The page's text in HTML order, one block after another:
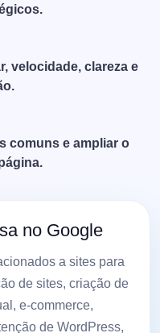
velocidade, clareza e
comuns e ampliar o
no Google
a sites para
de sites, criação de
e-commerce,
de WordPress,